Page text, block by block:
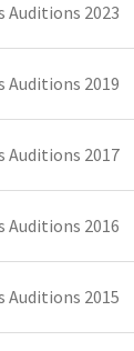
Auditions 2023
Auditions 2019
Auditions 2017
Auditions 2016
Auditions 2015